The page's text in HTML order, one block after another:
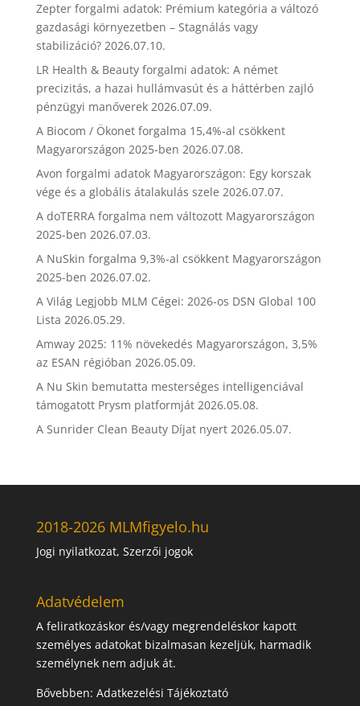
Zepter forgalmi adatok: Prémium kategória a változó
gazdasági környezetben – Stagnálás vagy
stabilizáció? 2026.07.10.
LR Health & Beauty forgalmi adatok: A német
precizitás, a hazai hullámvasút és a háttérben zajló
pénzügyi manőverek 2026.07.09.
A Biocom / Ökonet forgalma 15,4%-al csökkent
Magyarországon 2025-ben 2026.07.08.
Avon forgalmi adatok Magyarországon: Egy korszak
vége és a globális átalakulás szele 2026.07.07.
A doTERRA forgalma nem változott Magyarországon
2025-ben 2026.07.03.
A NuSkin forgalma 9,3%-al csökkent Magyarországon
2025-ben 2026.07.02.
A Világ Legjobb MLM Cégei: 2026-os DSN Global 100
Lista 2026.05.29.
Amway 2025: 11% növekedés Magyarországon, 3,5%
az ESAN régióban 2026.05.09.
A Nu Skin bemutatta mesterséges intelligenciával
támogatott Prysm platformját 2026.05.08.
A Sunrider Clean Beauty Díjat nyert 2026.05.07.
2018-2026 MLMfigyelo.hu
Jogi nyilatkozat, Szerzői jogok
Adatvédelem
A feliratkozáskor és/vagy megrendeléskor kapott
személyes adatokat bizalmasan kezeljük, harmadik
személynek nem adjuk át.
Bővebben: Adatkezelési Tájékoztató